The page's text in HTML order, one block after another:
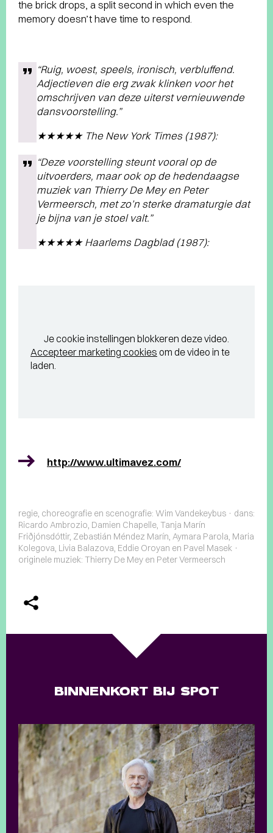
the brick drops, a split second in which even the
memory doesn’t have time to respond.
“Ruig, woest, speels, ironisch, verbluffend.
Adjectieven die erg zwak klinken voor het
omschrijven van deze uiterst vernieuwende
dansvoorstelling.”
★★★★★ The New York Times (1987):
“Deze voorstelling steunt vooral op de
uitvoerders, maar ook op de hedendaagse
muziek van Thierry De Mey en Peter
Vermeersch, met zo’n sterke dramaturgie dat
je bijna van je stoel valt.”
★★★★★ Haarlems Dagblad (1987):
Je cookie instellingen blokkeren deze video.
Accepteer marketing cookies om de video in te
laden.
http://www.ultimavez.com/
regie, choreografie en scenografie: Wim Vandekeybus · dans:
Ricardo Ambrozio, Damien Chapelle, Tanja Marín
Friðjónsdóttir, Zebastián Méndez Marín, Aymara Parola, Maria
Kolegova, Livia Balazova, Eddie Oroyan en Pavel Masek ·
originele muziek: Thierry De Mey en Peter Vermeersch
BINNENKORT BIJ SPOT